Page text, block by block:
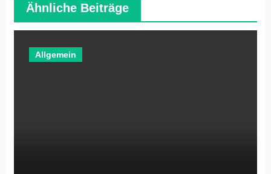
Ähnliche Beiträge
Allgemein